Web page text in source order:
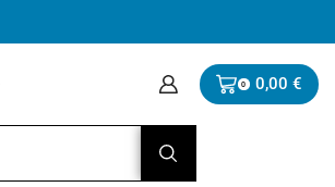
0 0,00 €